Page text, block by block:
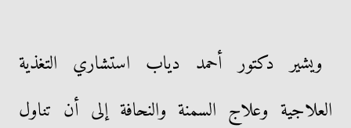
ويشير دكتور أحمد دياب استشاري التغذية
العلاجية وعلاج السمنة والنحافة إلى أن تناول